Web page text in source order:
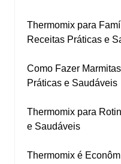
Thermomix para
Receitas Práticas e
Como Fazer
Práticas e Saudáveis
Thermomix para
e Saudáveis
Thermomix é